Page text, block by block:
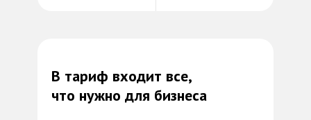
В тариф входит все,
что нужно для бизнеса